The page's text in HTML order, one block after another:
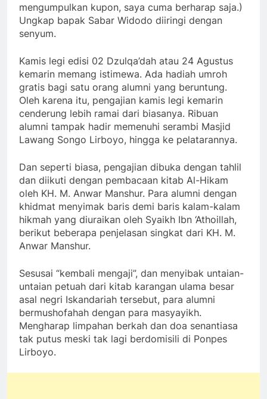
mengumpulkan kupon, saya cuma berharap saja.)
Ungkap bapak Sabar Widodo diiringi dengan
senyum.
Kamis legi edisi 02 Dzulqa’dah atau 24 Agustus
kemarin memang istimewa. Ada hadiah umroh
gratis bagi satu orang alumni yang beruntung.
Oleh karena itu, pengajian kamis legi kemarin
cenderung lebih ramai dari biasanya. Ribuan
alumni tampak hadir memenuhi serambi Masjid
Lawang Songo Lirboyo, hingga ke pelatarannya.
Dan seperti biasa, pengajian dibuka dengan tahlil
dan diikuti dengan pembacaan kitab Al-Hikam
oleh KH. M. Anwar Manshur. Para alumni dengan
khidmat menyimak baris demi baris kalam-kalam
hikmah yang diuraikan oleh Syaikh Ibn ‘Athoillah,
berikut beberapa penjelasan singkat dari KH. M.
Anwar Manshur.
Sesusai “kembali mengaji”, dan menyibak untaian-
untaian petuah dari kitab karangan ulama besar
asal negri Iskandariah tersebut, para alumni
bermushofahah dengan para masyayikh.
Mengharap limpahan berkah dan doa senantiasa
tak putus meski tak lagi berdomisili di Ponpes
Lirboyo.